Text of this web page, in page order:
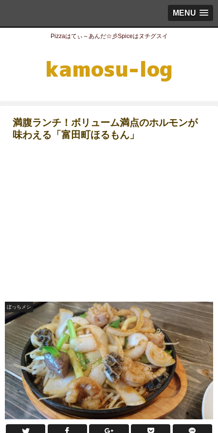
MENU
Pizzaはてぃ～あんだ☆彡Spiceはヌチグスイ
満腹ランチ！ボリューム満点のホルモンが
味わえる「富田町ほるもん」
ぼっちメシ